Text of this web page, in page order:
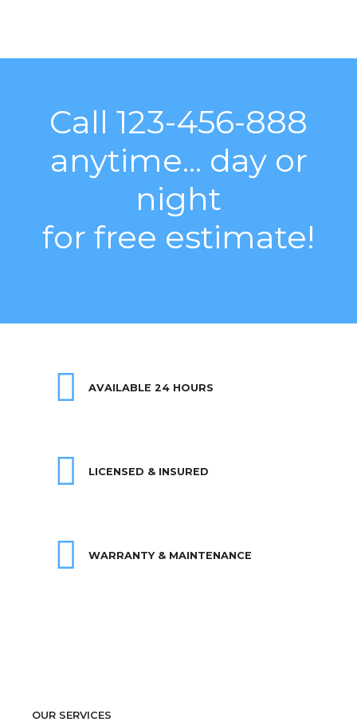
Call 123-456-888
anytime... day or
night
for free estimate!
AVAILABLE 24 HOURS
LICENSED & INSURED
WARRANTY & MAINTENANCE
OUR SERVICES